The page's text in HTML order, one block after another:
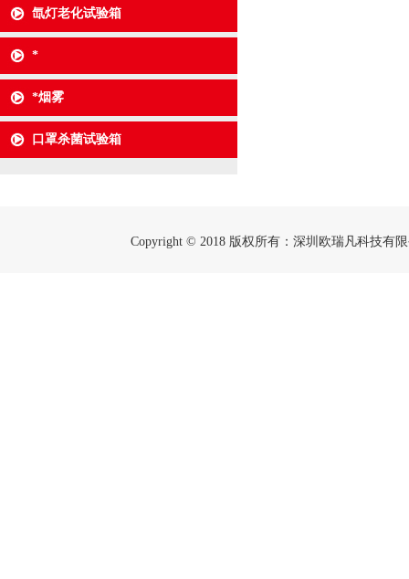
氙灯老化试验箱
*
*烟雾
口罩杀菌试验箱
Copyright © 2018 版权所有：深圳欧瑞凡科技有